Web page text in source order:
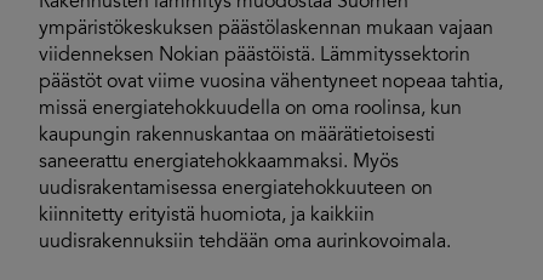
ympäristökeskuksen päästölaskennan mukaan vajaan
viidenneksen Nokian päästöistä. Lämmityssektorin
päästöt ovat viime vuosina vähentyneet nopeaa tahtia,
missä energiatehokkuudella on oma roolinsa, kun
kaupungin rakennuskantaa on määrätietoisesti
saneerattu energiatehokkaammaksi. Myös
uudisrakentamisessa energiatehokkuuteen on
kiinnitetty erityistä huomiota, ja kaikkiin
uudisrakennuksiin tehdään oma aurinkovoimala.